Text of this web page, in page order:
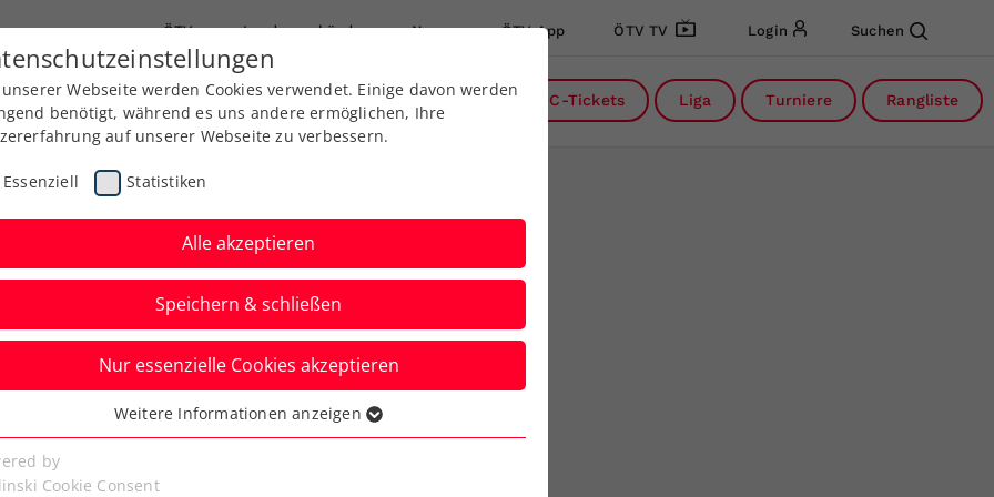
ÖTV Landesverbände News ÖTV App ÖTV TV Login Suchen
Ausbildung Services Über uns DC-Tickets Liga Turniere Rangliste
Open – wenn
Kochlöffel
Webseite werden Cookies verwendet. Einige davon werden
benötigt, während es uns andere ermöglichen, Ihre
auf unserer Webseite zu verbessern.
Essenziell Statistiken
Alle akzeptieren
Speichern & schließen
Nur essenzielle Cookies akzeptieren
Cookies werden für grundlegende Funktionen der
benötigt. Dadurch ist gewährleistet, dass die Webseite
Weitere Informationen anzeigen
by
Cookie Consent